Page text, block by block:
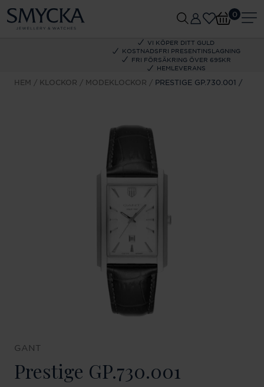
VI KÖPER DITT GULD
KOSTNADSFRI PRESENTINSLAGNING
FRI FÖRSÄKRING ÖVER 695KR
HEMLEVERANS
0
HEM KLOCKOR MODEKLOCKOR PRESTIGE GP.730.001
GANT
Prestige GP.730.001